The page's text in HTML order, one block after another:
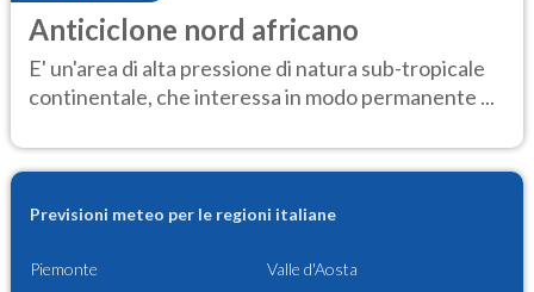
Anticiclone nord africano
E' un'area di alta pressione di natura sub-tropicale
continentale, che interessa in modo permanente ...
Previsioni meteo per le regioni italiane
Piemonte Valle d'Aosta